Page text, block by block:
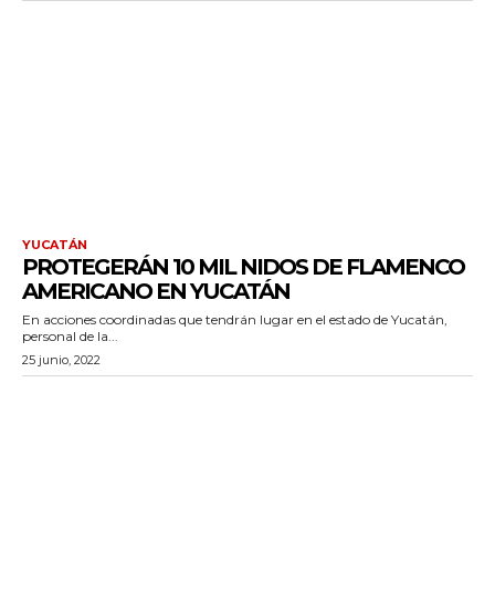
YUCATÁN
PROTEGERÁN 10 MIL NIDOS DE FLAMENCO
AMERICANO EN YUCATÁN
En acciones coordinadas que tendrán lugar en el estado de Yucatán,
personal de la...
25 junio, 2022